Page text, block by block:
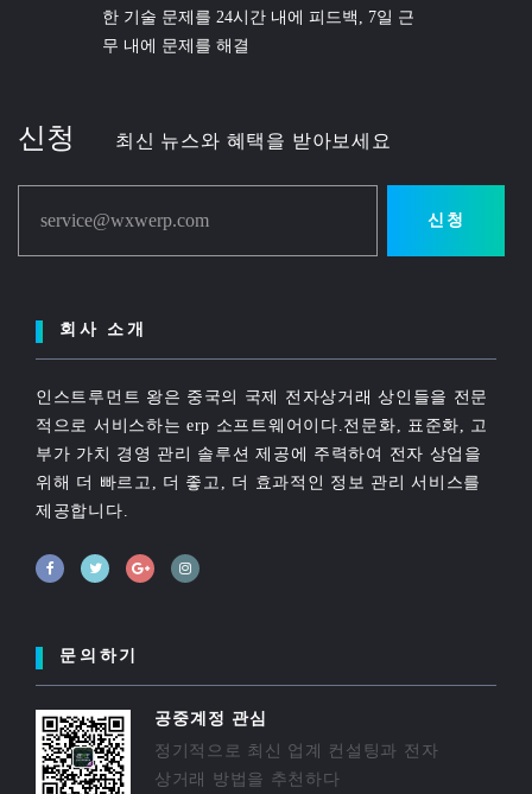
한 기술 문제를 24시간 내에 피드백, 7일 근
무 내에 문제를 해결
신청 최신 뉴스와 혜택을 받아보세요
service@wxwerp.com 신청
회사 소개
인스트루먼트 왕은 중국의 국제 전자상거래 상인들을 전문
적으로 서비스하는 erp 소프트웨어이다.전문화, 표준화, 고
부가 가치 경영 관리 솔루션 제공에 주력하여 전자 상업을
위해 더 빠르고, 더 좋고, 더 효과적인 정보 관리 서비스를
제공합니다.
문의하기
공중계정 관심
정기적으로 최신 업계 컨설팅과 전자
상거래 방법을 추천하다